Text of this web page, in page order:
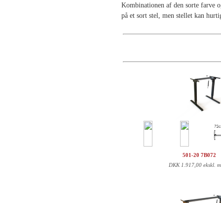
Kombinationen af den sorte farve
på et sort stel, men stellet kan
501-20 7B072
DKK1.917,00 ekskl.